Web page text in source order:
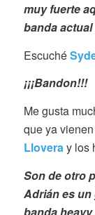
muy fuerte
banda
Escuché
¡¡¡Bandon!!!
Me gusta
que ya
Lloveray los
Son de otro
Adrián es un
banda